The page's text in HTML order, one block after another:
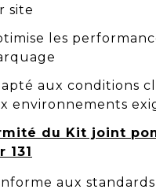
site
les
aux conditions
environnements
du Kit joint
131
aux